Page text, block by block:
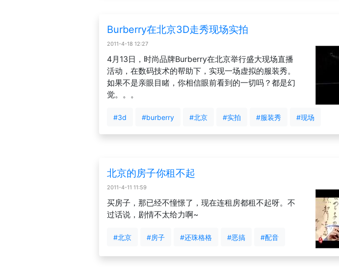
Burberry在北京3D走秀现场实拍
2011-4-18 12:27
4月13日，时尚品牌Burberry在北京举行盛大现场直播
活动，在数码技术的帮助下，实现一场虚拟的服装秀。
如果不是亲眼目睹，你相信眼前看到的一切吗？都是幻
觉。。。
#3d #burberry #北京 #实拍 #服装秀 #现场
北京的房子你租不起
2011-4-11 11:59
买房子，那已经不憧憬了，现在连租房都租不起呀。不
过话说，剧情不太给力啊~
#北京 #房子 #还珠格格 #恶搞 #配音